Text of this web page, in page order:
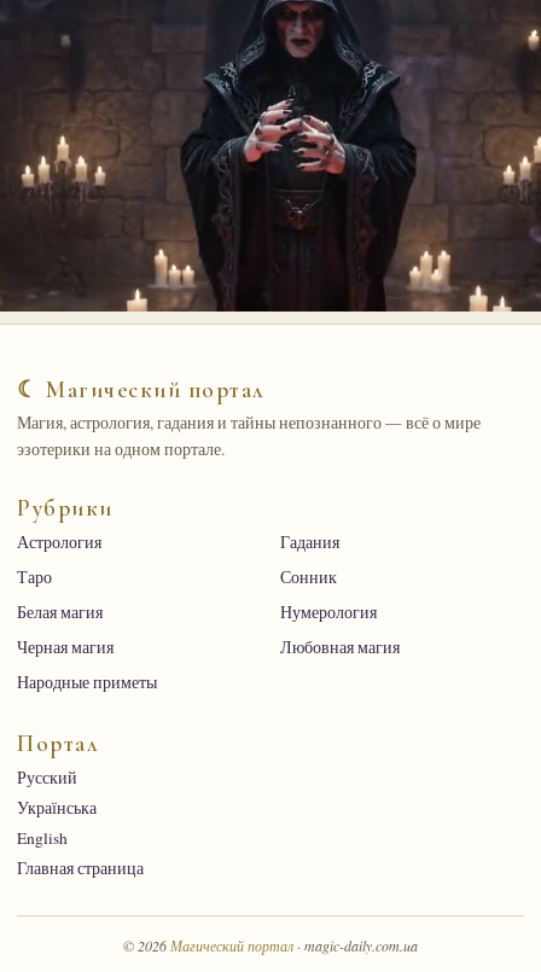
☾ Магический портал
Магия, астрология, гадания и тайны непознанного — всё о мире
эзотерики на одном портале.
Рубрики
Астрология
Гадания
Таро
Сонник
Белая магия
Нумерология
Черная магия
Любовная магия
Народные приметы
Портал
Русский
Українська
English
Главная страница
© 2026 Магический портал · magic-daily.com.ua